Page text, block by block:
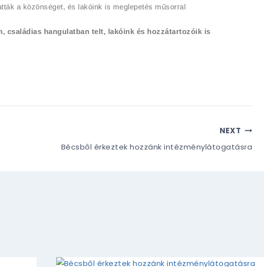
a közönséget, és lakóink is meglepetés műsorral
családias hangulatban telt, lakóink és hozzátartozóik is
NEXT
Bécsből érkeztek hozzánk intézménylátogatásra